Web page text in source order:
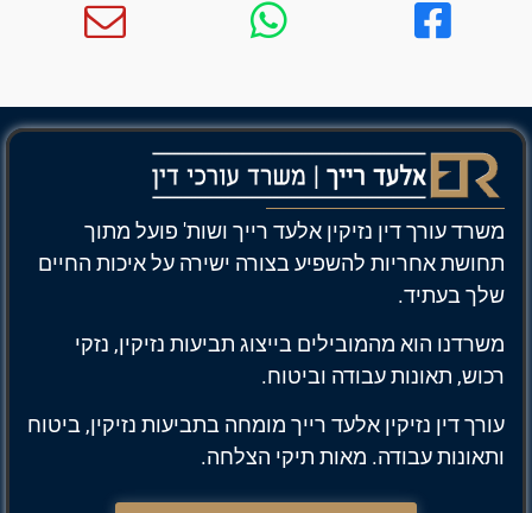
משרד עורך דין נזיקין אלעד רייך ושות' פועל מתוך
תחושת אחריות להשפיע בצורה ישירה על איכות החיים
שלך בעתיד.
משרדנו הוא מהמובילים בייצוג תביעות נזיקין, נזקי
רכוש, תאונות עבודה וביטוח.
עורך דין נזיקין אלעד רייך מומחה בתביעות נזיקין, ביטוח
ותאונות עבודה. מאות תיקי הצלחה.